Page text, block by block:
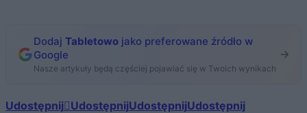
Dodaj Tabletowo jako preferowane źródło w
Google
Nasze artykuły będą częściej pojawiać się w Twoich wynikach
Udostępnij UdostępnijUdostępnijUdostępnij